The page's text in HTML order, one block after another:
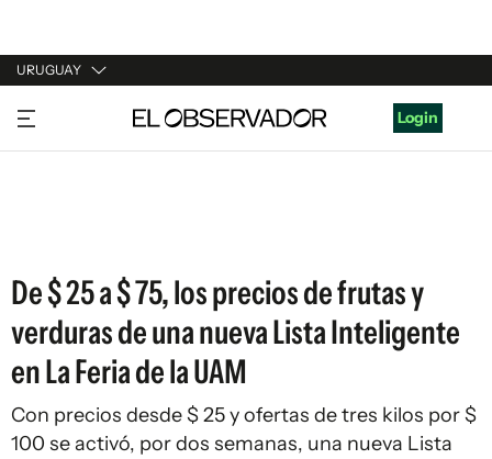
URUGUAY
URUGUAY
ARGENTINA
Login
De $ 25 a $ 75, los precios de frutas y
verduras de una nueva Lista Inteligente
en La Feria de la UAM
Con precios desde $ 25 y ofertas de tres kilos por $
100 se activó, por dos semanas, una nueva Lista